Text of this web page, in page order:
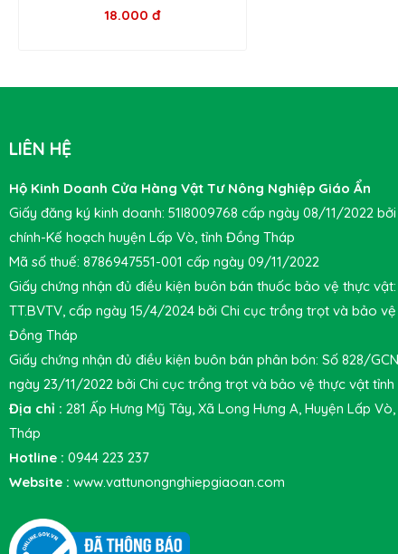
18.000 đ
LIÊN HỆ
Hộ Kinh Doanh Cửa Hàng Vật Tư Nông Nghiệp Giáo Ẩn
Giấy đăng ký kinh doanh: 51I8009768 cấp ngày 08/11/2022
chính-Kế hoạch huyện Lấp Vò, tỉnh Đồng Tháp
Mã số thuế: 8786947551-001 cấp ngày 09/11/2022
Giấy chứng nhận đủ điều kiện buôn bán thuốc bảo vệ thực vật:
TT.BVTV, cấp ngày 15/4/2024 bởi Chi cục trồng trọt và bảo
Đồng Tháp
Giấy chứng nhận đủ điều kiện buôn bán phân bón: Số 828/
ngày 23/11/2022 bởi Chi cục trồng trọt và bảo vệ thực vật
Địa chỉ : 281 Ấp Hưng Mỹ Tây, Xã Long Hưng A, Huyện Lấp
Tháp
Hotline : 0944 223 237
Website : www.vattunongnghiepgiaoan.com